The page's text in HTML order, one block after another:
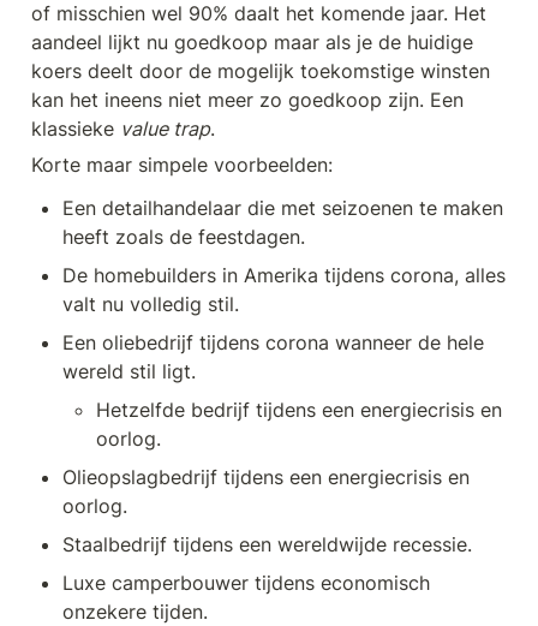
of misschien wel 90% daalt het komende jaar. Het
aandeel lijkt nu goedkoop maar als je de huidige
koers deelt door de mogelijk toekomstige winsten
kan het ineens niet meer zo goedkoop zijn. Een
klassieke value trap.
Korte maar simpele voorbeelden:
Een detailhandelaar die met seizoenen te maken
heeft zoals de feestdagen.
De homebuilders in Amerika tijdens corona, alles
valt nu volledig stil.
Een oliebedrijf tijdens corona wanneer de hele
wereld stil ligt.
Hetzelfde bedrijf tijdens een energiecrisis en
oorlog.
Olieopslagbedrijf tijdens een energiecrisis en
oorlog.
Staalbedrijf tijdens een wereldwijde recessie.
Luxe camperbouwer tijdens economisch
onzekere tijden.